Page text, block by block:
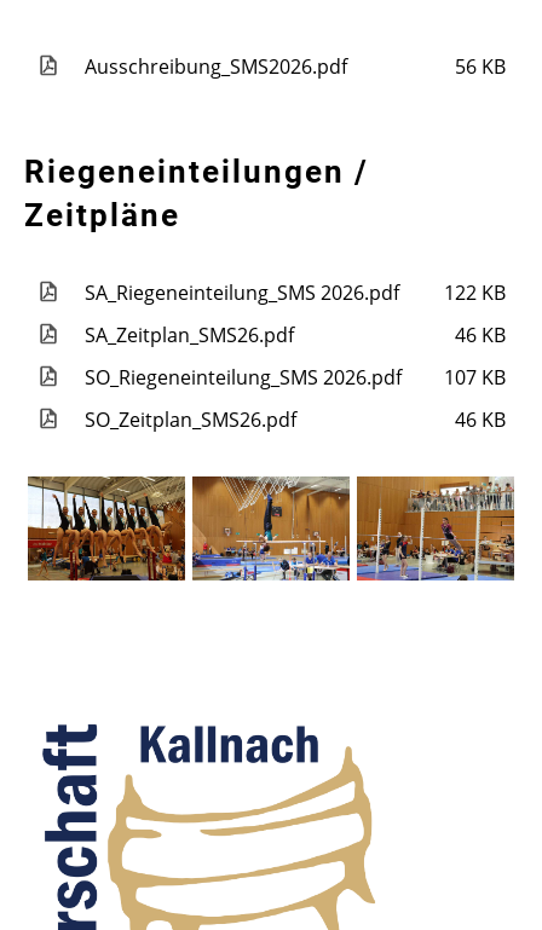
Ausschreibung_SMS2026.pdf 56 KB
Riegeneinteilungen /
Zeitpläne
SA_Riegeneinteilung_SMS 2026.pdf
122 KB
SA_Zeitplan_SMS26.pdf
46 KB
SO_Riegeneinteilung_SMS 2026.pdf
107 KB
SO_Zeitplan_SMS26.pdf
46 KB